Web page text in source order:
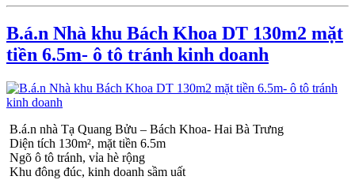
B.á.n Nhà khu Bách Khoa DT 130m2 mặt
tiền 6.5m- ô tô tránh kinh doanh
B.á.n nhà Tạ Quang Bửu – Bách Khoa- Hai Bà Trưng
Diện tích 130m², mặt tiền 6.5m
Ngõ ô tô tránh, vỉa hè rộng
Khu đông đúc, kinh doanh sầm uất